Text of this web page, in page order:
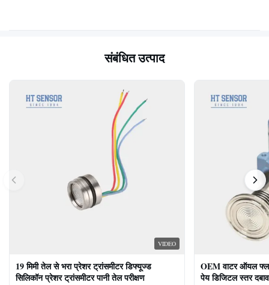
संबंधित उत्पाद
VIDEO
19 मिमी तेल से भरा प्रेशर ट्रांसमीटर डिफ्यूज्ड
सिलिकॉन प्रेशर ट्रांसमीटर पानी तेल परीक्षण
OEM वाटर ऑयल
पेय डिजिटल स्तर